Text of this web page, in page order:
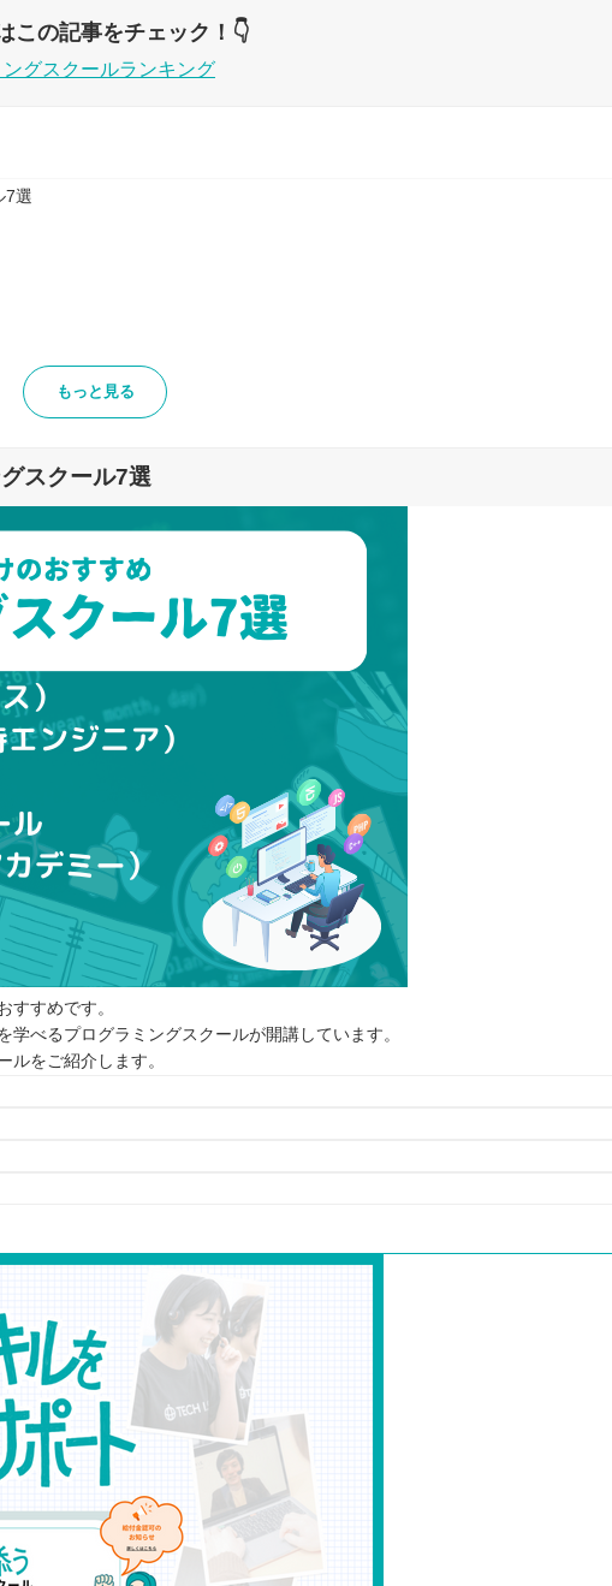
この記事をチェック！👇
グスクールランキング
7選
ト
ト
ル3選
よう
もっと見る
スクール7選
すすめです。
べるプログラミングスクールが開講しています。
ルをご紹介します。